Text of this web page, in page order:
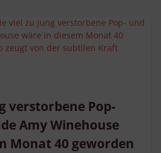
verstorbene Pop-
Amy Winehouse
Monat 40 geworden